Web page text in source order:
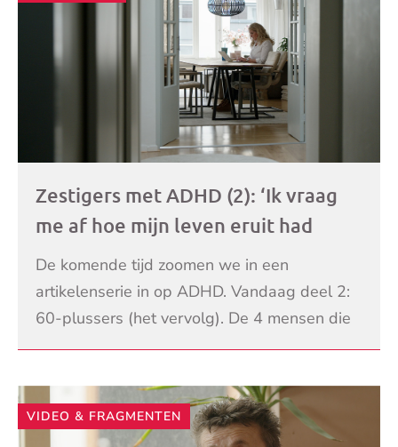
Zestigers met ADHD (2): ‘Ik vraag
me af hoe mijn leven eruit had
gezien als ik dit eerder had
geweten’
De komende tijd zoomen we in een
artikelenserie in op ADHD. Vandaag deel 2:
60-plussers (het vervolg). De 4 mensen die
Meldpunt Actueel hierover spreekt in deze
LEES VERDER
VIDEO & FRAGMENTEN